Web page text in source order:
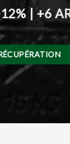
| +6